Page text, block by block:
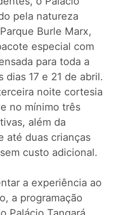
pela natureza
Burle Marx,
especial com
para toda a
dias 17 e 21 de abril.
noite cortesia
no mínimo três
além da
até duas crianças
custo adicional.
a experiência ao
a programação